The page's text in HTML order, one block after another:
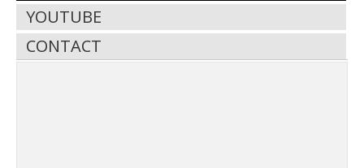
YOUTUBE
CONTACT